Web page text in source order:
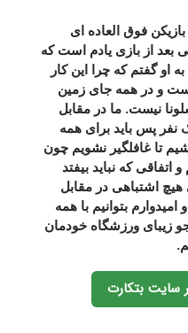
فوق العاده ای
بعد از بازی یادم است که
او گفتم که چرا این کار
است و در همه جای زمین
نیست. ما در مقابل
نفر پس باید برای همه
تا غافلگیر نشویم چون
که نباید بیفتد
هیچ اشتباهی در مقابل
بتوانیم با همه
زیبای ورزشگاه خودمان
سایت بتکارت